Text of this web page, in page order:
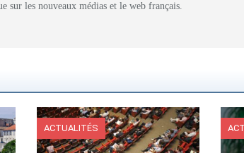
sur les nouveaux médias et le web français.
ACTUALITÉS